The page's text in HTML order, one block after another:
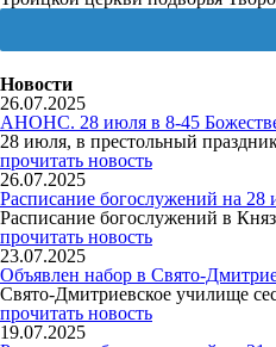
Новости
26.07.2025
АНОНС. 28 июля в 8-45
28 июля, в престольный
прочитать новость
26.07.2025
Расписание богослужений на 28
Расписание богослужений в
прочитать новость
23.07.2025
Объявлен набор в Свято-
Свято-Дмитриевское училище
прочитать новость
19.07.2025